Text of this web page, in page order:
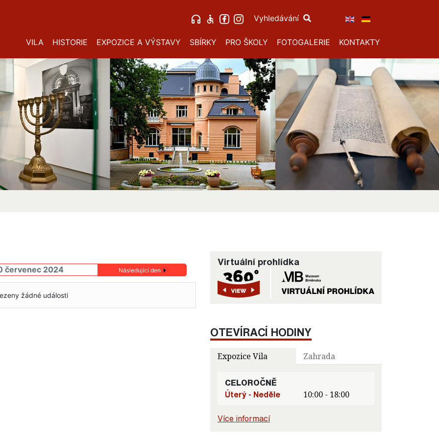
Vyhledávání
VILA HISTORIE EXPOZICE A VÝSTAVY SBÍRKY PRO ŠKOLY FOTOGALERIE KONTAKTY
červenec 2024 Následující den
žádné události
Virtuální prohlídka
OTEVÍRACÍ HODINY
Expozice Vila Zahrada
CELOROČNĚ
Úterý - Neděle
10:00 - 18:00
Více informací